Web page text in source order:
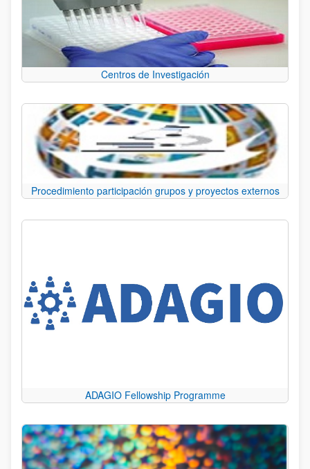
Centros de Investigación
Procedimiento participación grupos y proyectos externos
ADAGIO Fellowship Programme